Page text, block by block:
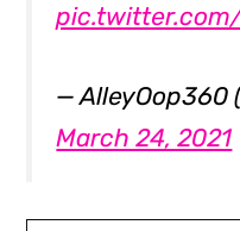
— AlleyOop360
March 24, 2021